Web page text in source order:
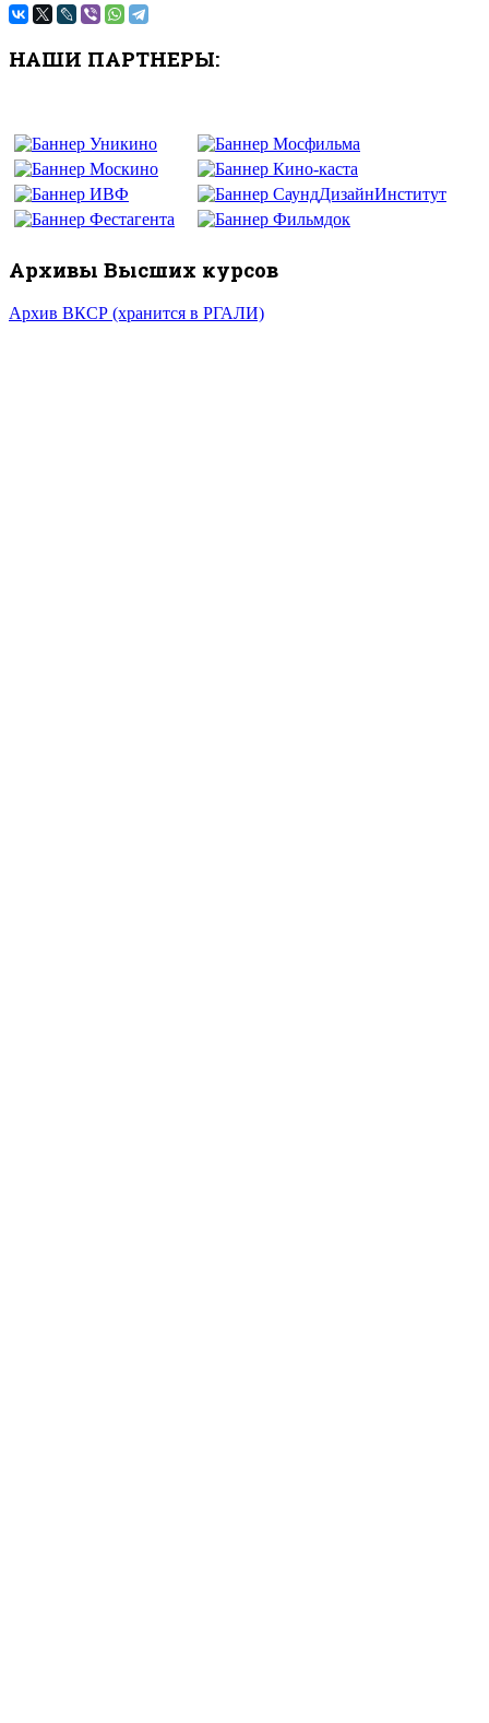
НАШИ ПАРТНЕРЫ:
Архивы Высших курсов
Архив ВКСР (хранится в РГАЛИ)